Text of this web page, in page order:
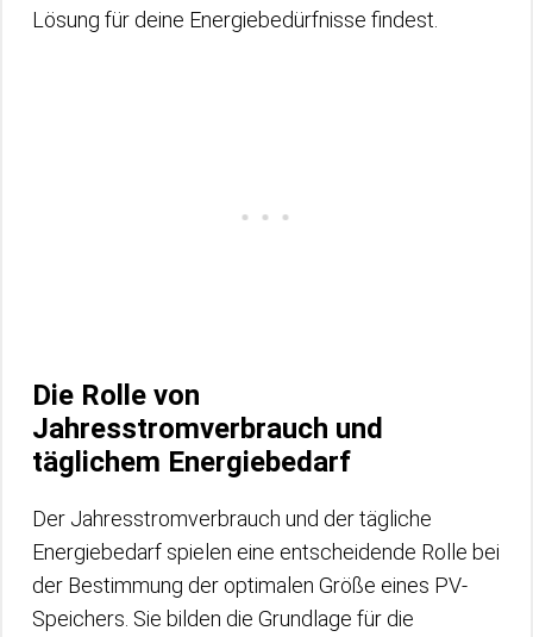
Lösung für deine Energiebedürfnisse findest.
Die Rolle von
Jahresstromverbrauch und
täglichem Energiebedarf
Der Jahresstromverbrauch und der tägliche
Energiebedarf spielen eine entscheidende Rolle bei
der Bestimmung der optimalen Größe eines PV-
Speichers. Sie bilden die Grundlage für die